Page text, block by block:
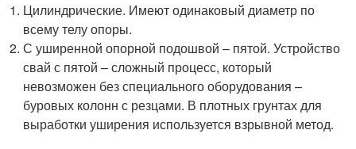
Цилиндрические. Имеют одинаковый диаметр по
всему телу опоры.
С уширенной опорной подошвой – пятой. Устройство
свай с пятой – сложный процесс, который
невозможен без специального оборудования –
буровых колонн с резцами. В плотных грунтах для
выработки уширения используется взрывной метод.